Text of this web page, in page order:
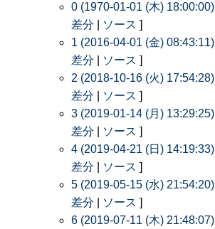
0 (1970-01-01 (木) 18:00:00)
差分
ソース ]
1 (2016-04-01 (金) 08:43:11)
差分
ソース ]
2 (2018-10-16 (火) 17:54:28)
差分
ソース ]
3 (2019-01-14 (月) 13:29:25)
差分
ソース ]
4 (2019-04-21 (日) 14:19:33)
差分
ソース ]
5 (2019-05-15 (水) 21:54:20)
差分
ソース ]
6 (2019-07-11 (木) 21:48:07)